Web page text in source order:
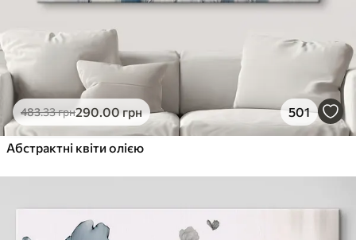
483.33грн290.00грн 501
Абстрактні квіти олією